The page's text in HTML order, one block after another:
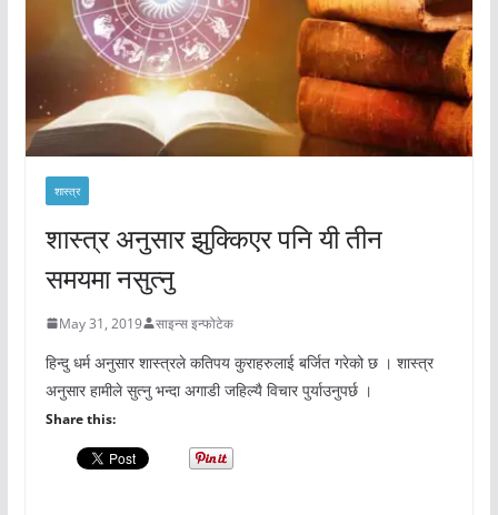
शास्त्र
शास्त्र अनुसार झुक्किएर पनि यी तीन
समयमा नसुत्नु
May 31, 2019 साइन्स इन्फोटेक
हिन्दु धर्म अनुसार शास्त्रले कतिपय कुराहरुलाई बर्जित गरेको छ । शास्त्र
अनुसार हामीले सुत्नु भन्दा अगाडी जहिल्यै विचार पुर्याउनुपर्छ ।
Share this: